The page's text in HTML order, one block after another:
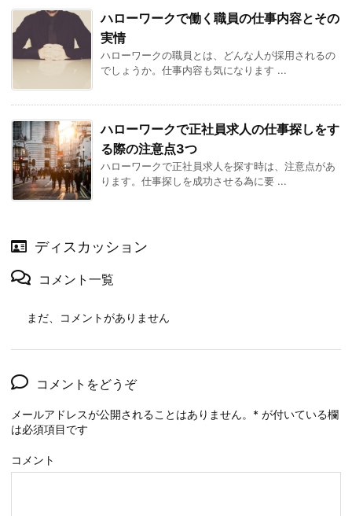
ハローワークで働く職員の仕事内容とその
実情
ハローワークの職員とは、どんな人が採用されるの
でしょうか。仕事内容も気になります ...
ハローワークで正社員求人の仕事探しをす
る際の注意点3つ
ハローワークで正社員求人を探す時は、注意点があ
ります。仕事探しを成功させる為に要 ...
ディスカッション
コメント一覧
まだ、コメントがありません
コメントをどうぞ
メールアドレスが公開されることはありません。 * が付いている欄
は必須項目です
コメント